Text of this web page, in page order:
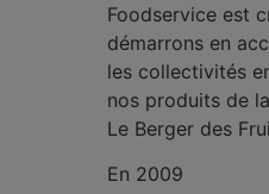
Foodservice est
démarrons en
les collectivités
nos produits de
Le Berger des
En 2009